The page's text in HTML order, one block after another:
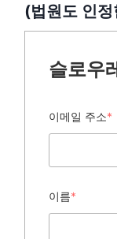
(법원도 인
슬로우
이메일 주소*
이름*